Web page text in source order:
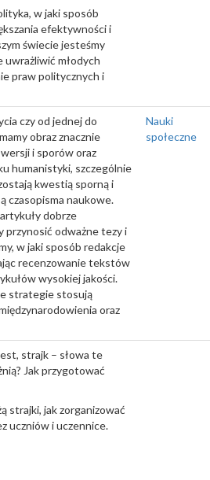
w jaki sposób
efektywności i
świecie jesteśmy
uwrażliwić młodych
praw politycznych i
czy od jednej do
obraz znacznie
i sporów oraz
humanistyki, szczególnie
kwestią sporną i
czasopisma naukowe.
dobrze
przynosić odważne tezy i
w jaki sposób redakcje
recenzowanie tekstów
wysokiej jakości.
strategie stosują
oraz
Nauki
społeczne
strajk – słowa te
Jak przygotować
strajki, jak zorganizować
uczniów i uczennice.